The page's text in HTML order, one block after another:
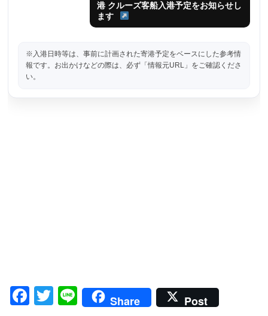
港 クルーズ客船入港予定をお知らせし
ます
※入港日時等は、事前に計画された寄港予定をベースにした参考情
報です。お出かけなどの際は、必ず「情報元URL」をご確認くださ
い。
Facebook
Twitter
LineShare Post